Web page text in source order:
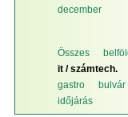
december
Összes
it / számtech.
gastro
bulvár
időjárás